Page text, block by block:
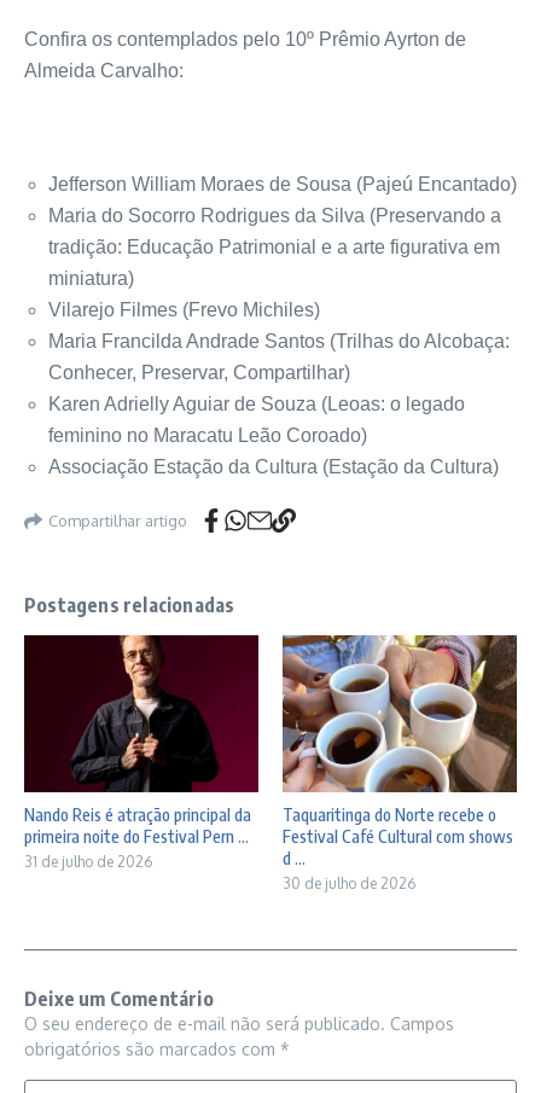
Confira os contemplados pelo 10º Prêmio Ayrton de
Almeida Carvalho:
Jefferson William Moraes de Sousa (Pajeú Encantado)
Maria do Socorro Rodrigues da Silva (Preservando a
tradição: Educação Patrimonial e a arte figurativa em
miniatura)
Vilarejo Filmes (Frevo Michiles)
Maria Francilda Andrade Santos (Trilhas do Alcobaça:
Conhecer, Preservar, Compartilhar)
Karen Adrielly Aguiar de Souza (Leoas: o legado
feminino no Maracatu Leão Coroado)
Associação Estação da Cultura (Estação da Cultura)
Compartilhar artigo
Postagens relacionadas
Nando Reis é atração principal da
primeira noite do Festival Pern ...
31 de julho de 2026
Taquaritinga do Norte recebe o
Festival Café Cultural com shows
d ...
30 de julho de 2026
Deixe um Comentário
O seu endereço de e-mail não será publicado. Campos
obrigatórios são marcados com *